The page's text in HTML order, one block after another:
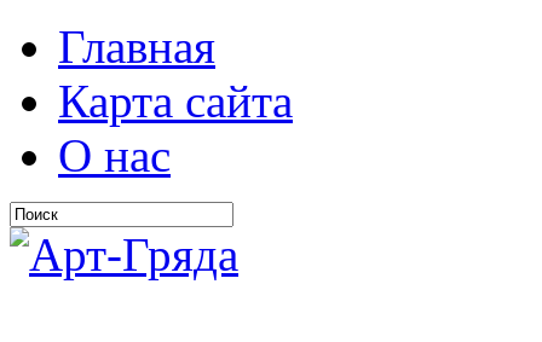
Главная
Карта сайта
О нас